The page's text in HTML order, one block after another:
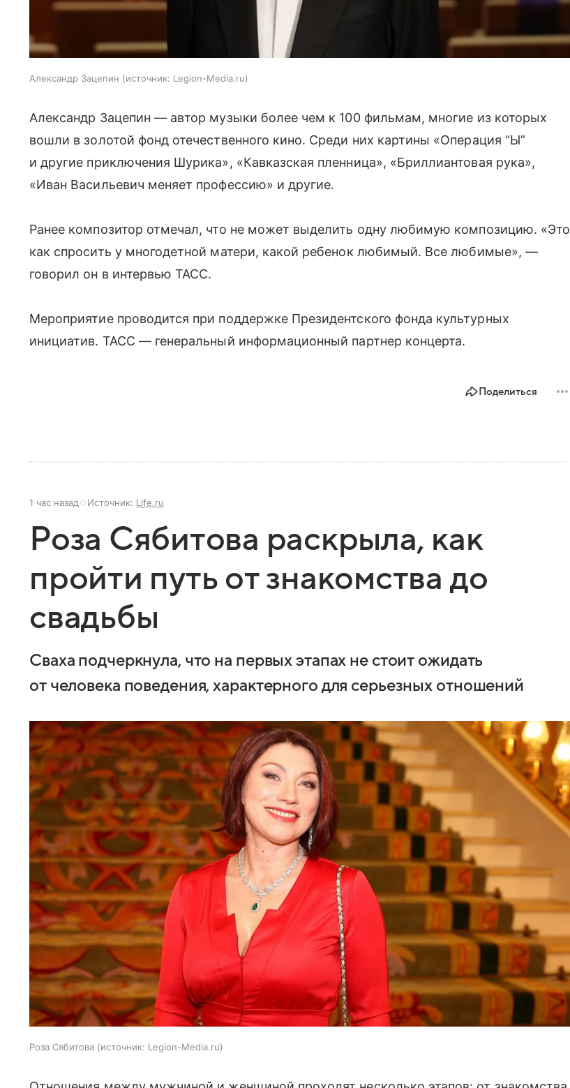
Александр Зацепин источник: Legion-Media.ru
Александр Зацепин — автор музыки более чем к 100 фильмам, многие из которых
вошли в золотой фонд отечественного кино. Среди них картины «Операция “Ы”
и другие приключения Шурика», «Кавказская пленница», «Бриллиантовая рука»,
«Иван Васильевич меняет профессию» и другие.
Ранее композитор отмечал, что не может выделить одну любимую композицию. «Это
как спросить у многодетной матери, какой ребенок любимый. Все любимые», —
говорил он в интервью ТАСС.
Мероприятие проводится при поддержке Президентского фонда культурных
инициатив. ТАСС — генеральный информационный партнер концерта.
Поделиться
1 час назад Источник: Life.ru
Роза Сябитова раскрыла, как
пройти путь от знакомства до
свадьбы
Сваха подчеркнула, что на первых этапах не стоит ожидать
от человека поведения, характерного для серьезных отношений
Роза Сябитова источник: Legion-Media.ru